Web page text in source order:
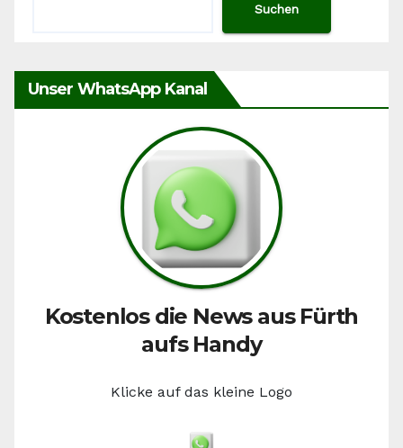
Suchen
Unser WhatsApp Kanal
Kostenlos die News aus Fürth
aufs Handy
Klicke auf das kleine Logo